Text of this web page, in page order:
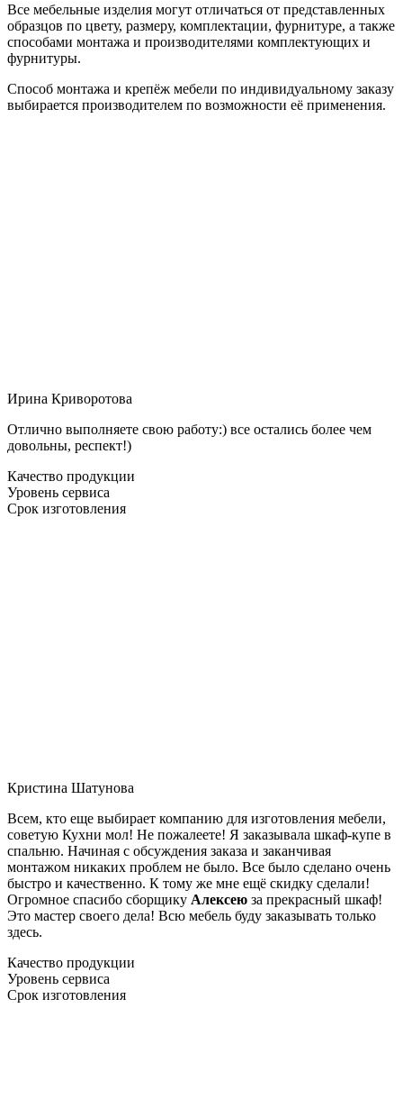
Все мебельные изделия могут отличаться от представленных
образцов по цвету, размеру, комплектации, фурнитуре, а также
способами монтажа и производителями комплектующих и
фурнитуры.
Способ монтажа и крепёж мебели по индивидуальному заказу
выбирается производителем по возможности её применения.
Ирина Криворотова
Отлично выполняете свою работу:) все остались более чем
довольны, респект!)
Качество продукции
Уровень сервиса
Срок изготовления
Кристина Шатунова
Всем, кто еще выбирает компанию для изготовления мебели,
советую Кухни мол! Не пожалеете! Я заказывала шкаф-купе в
спальню. Начиная с обсуждения заказа и заканчивая
монтажом никаких проблем не было. Все было сделано очень
быстро и качественно. К тому же мне ещё скидку сделали!
Огромное спасибо сборщику Алексею за прекрасный шкаф!
Это мастер своего дела! Всю мебель буду заказывать только
здесь.
Качество продукции
Уровень сервиса
Срок изготовления